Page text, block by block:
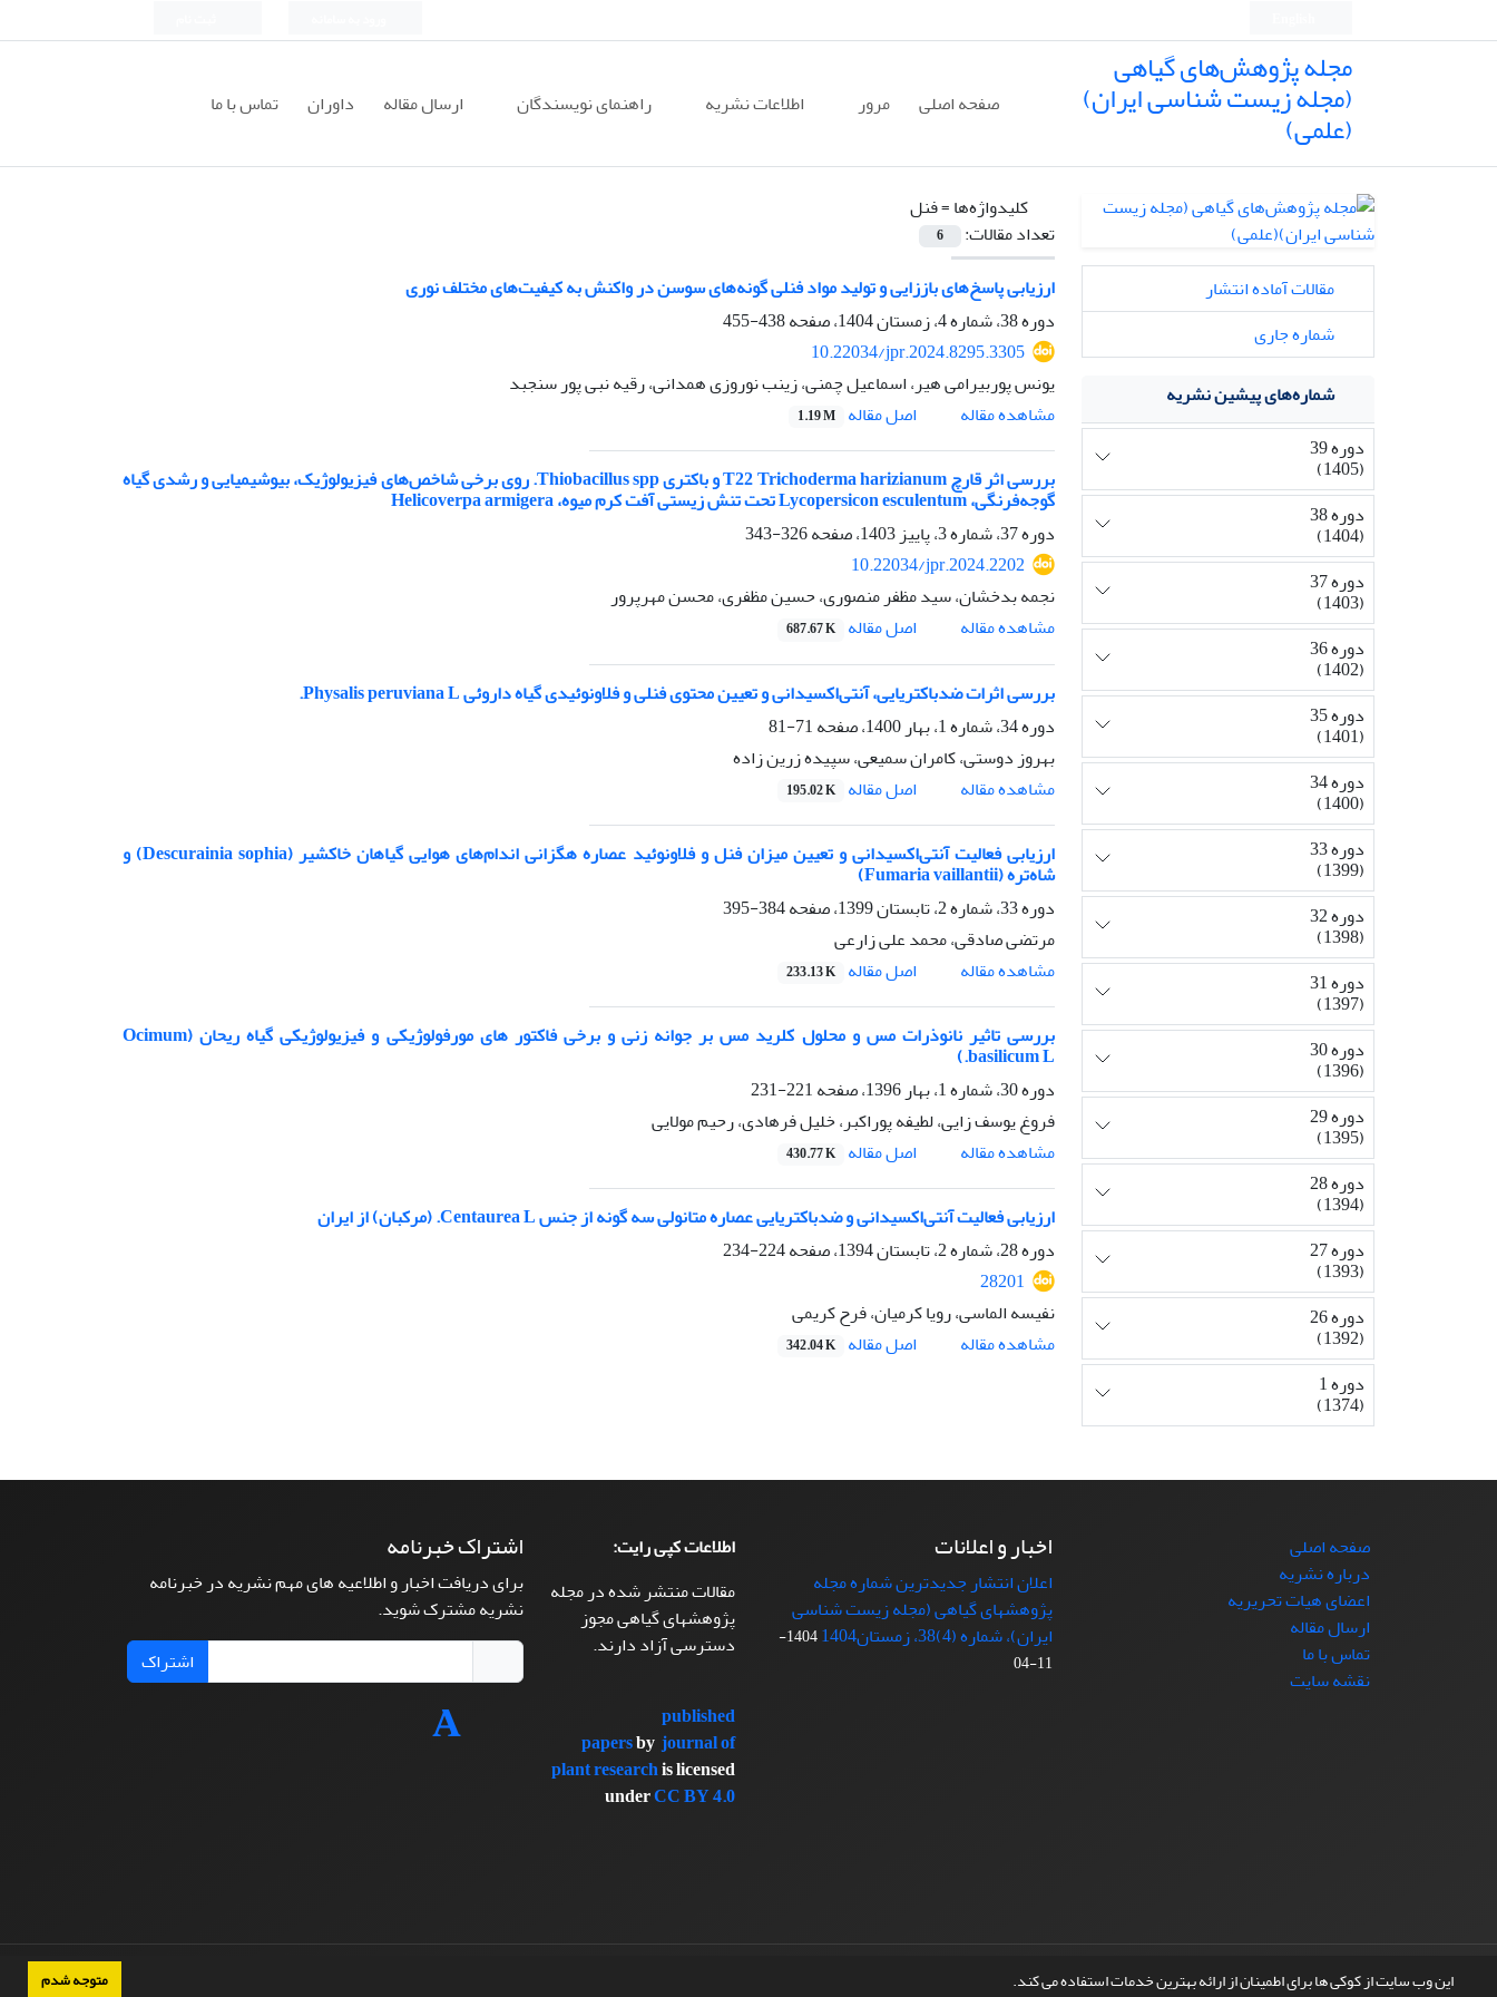
این وب سایت از کوکی ها برای اطمینان از ارائه بهترین خدمات استفاده می کند. متوجه شدم
مجله پژوهش‌های گیاهی
(مجله زیست شناسی ایران)
(علمی) صفحه اصلی مرور اطلاعات نشریه راهنمای نویسندگان ارسال مقاله داوران تماس با ما
کلیدواژه‌ها =فنل
تعداد مقالات:
6
ارزیابی پاسخ‌های باززایی و تولید مواد فنلی گونه‌های سوسن در واکنش به کیفیت‌های مختلف نوری
دوره 38، شماره 4، زمستان 1404، صفحه
438-455
10.22034/jpr.2024.8295.3305
یونس پوربیرامی هیر، اسماعیل چمنی، زینب نوروزی همدانی، رقیه نبی پور سنجبد
مشاهده مقاله
اصل مقاله 1.19 M
بررسی اثر قارچ T22 Trichoderma harizianum و باکتری Thiobacillus spp. روی برخی شاخص‌های فیزیولوژیک، بیوشیمیایی و رشدی گیاه
گوجه‌فرنگی، Lycopersicon esculentum تحت تنش زیستی آفت کرم میوه، Helicoverpa armigera
دوره 37، شماره 3، پاییز 1403، صفحه
326-343
10.22034/jpr.2024.2202
نجمه بدخشان، سید مظفر منصوری، حسین مظفری، محسن مهرپرور
مشاهده مقاله
اصل مقاله 687.67 K
بررسی اثرات ضدباکتریایی، آنتی‌اکسیدانی و تعیین محتوی فنلی و فلاونوئیدی گیاه داروئی Physalis peruviana L.
دوره 34، شماره 1، بهار 1400، صفحه
71-81
بهروز دوستی، کامران سمیعی، سپیده زرین زاده
مشاهده مقاله
اصل مقاله 195.02 K
ارزیابی فعالیت آنتی‌اکسیدانی و تعیین میزان فنل و فلاونوئید عصاره هگزانی اندام‌های هوایی گیاهان خاکشیر (Descurainia sophia) و
شاه‌تره (Fumaria vaillantii)
دوره 33، شماره 2، تابستان 1399، صفحه
384-395
مرتضی صادقی، محمد علی زارعی
مشاهده مقاله
اصل مقاله 233.13 K
بررسی تاثیر نانوذرات مس و محلول کلرید مس بر جوانه زنی و برخی فاکتور های مورفولوژیکی و فیزیولوژیکی گیاه ریحان (Ocimum
basilicum L.)
دوره 30، شماره 1، بهار 1396، صفحه
221-231
فروغ یوسف زایی، لطیفه پوراکبر، خلیل فرهادی، رحیم مولایی
مشاهده مقاله
اصل مقاله 430.77 K
ارزیابی فعالیت آنتی‌اکسیدانی و ضدباکتریایی عصاره متانولی سه گونه از جنس Centaurea L. (مرکبان) از ایران
دوره 28، شماره 2، تابستان 1394، صفحه
224-234
28201
نفیسه الماسی، رویا کرمیان، فرح کریمی
مشاهده مقاله
اصل مقاله 342.04 K
مقالات آماده انتشار
شماره جاری
شماره‌های پیشین نشریه
دوره 39
(1405)
دوره 38
(1404)
دوره 37
(1403)
دوره 36
(1402)
دوره 35
(1401)
دوره 34
(1400)
دوره 33
(1399)
دوره 32
(1398)
دوره 31
(1397)
دوره 30
(1396)
دوره 29
(1395)
دوره 28
(1394)
دوره 27
(1393)
دوره 26
(1392)
دوره 1
(1374)
صفحه اصلی
درباره نشریه
اعضای هیات تحریریه
ارسال مقاله
تماس با ما
نقشه سایت
اخبار و اعلانات
اعلان انتشار جدیدترین شماره مجله
پژوهشهای گیاهی (مجله زیست شناسی
ایران)، شماره (4)38، زمستان1404
1404-
11-04
اطلاعات کپی رایت:
مقالات منتشر شده در مجله
پژوهشهای گیاهی مجوز
دسترسی آزاد دارند.
published
papersbyjournal of
plant researchis licensed
underCC BY 4.0
اشتراک خبرنامه
برای دریافت اخبار و اطلاعیه های مهم نشریه در خبرنامه
نشریه مشترک شوید.
اشتراک
© سامانه مدیریت نشریات علمی.طراحی و پیاده سازی از